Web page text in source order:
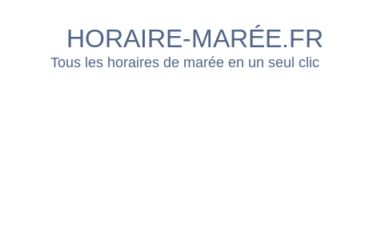
HORAIRE-MARÉE.FR
Tous les horaires de marée en un seul clic